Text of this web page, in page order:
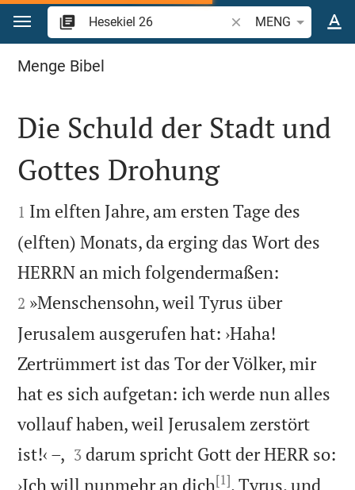
Zum Inhalt springen
Bibelstelle oder
MENG
Hesekiel 26
Menge Bibel

Die Schuld der Stadt und
Gottes Drohung

1 Im elften Jahre, am ersten Tage des
(elften) Monats, da erging das Wort des
HERRN an mich folgendermaßen:
2 »Menschensohn, weil Tyrus über
Jerusalem ausgerufen hat: ›Haha!
Zertrümmert ist das Tor der Völker, mir
hat es sich aufgetan: ich werde nun alles
vollauf haben, weil Jerusalem zerstört
ist!‹ –, 

3 darum spricht Gott der HERR so:
›Ich will nunmehr an dich[1], Tyrus, und